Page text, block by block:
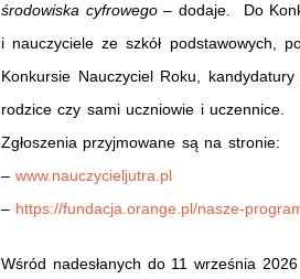
środowiska cyfrowego– dodaje. Do
i nauczyciele ze szkół podstawowych,
Konkursie Nauczyciel Roku,
rodzice czy sami uczniowie i uczennice.
Zgłoszenia przyjmowane są na stronie:
–www.nauczycieljutra.pl
– https://fundacja.orange.pl/nasze-
Wśród nadesłanych do 11 września